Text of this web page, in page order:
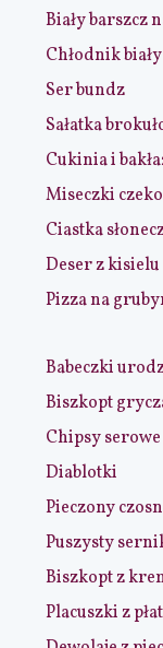
Biały barszcz
Chłodnik biały
Ser bundz
Sałatka
Cukinia i
Miseczki
Ciastka
Deser z kisielu
Pizza na
Babeczki
Biszkopt
Chipsy serowe
Diablotki
Pieczony
Puszysty
Biszkopt z
Placuszki z